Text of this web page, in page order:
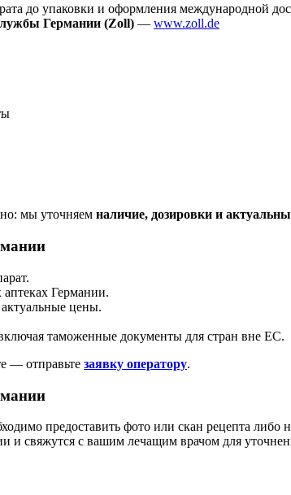
до упаковки и оформления международной
Германии (Zoll) — www.zoll.de
мы уточняем наличие, дозировки и
Германии.
цены.
таможенные документы для стран вне ЕС.
— отправьте заявку оператору.
предоставить фото или скан рецепта
и свяжутся с вашим лечащим врачом для